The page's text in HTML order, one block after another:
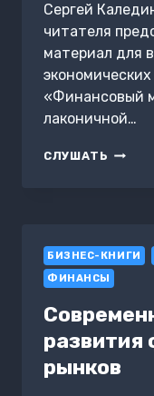
Сергей
читателя
материал для
«Финансовый
лаконичной…
СЛУШАТЬ
БИЗНЕС-КНИГИ
ФИНАНСЫ
развития
рынков